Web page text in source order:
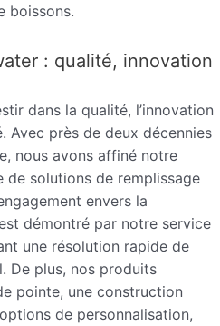
boissons.
: qualité, innovation
dans la qualité, l’innovation
Avec près de deux décennies
nous avons affiné notre
solutions de remplissage
envers la
démontré par notre service
une résolution rapide de
De plus, nos produits
pointe, une construction
de personnalisation,